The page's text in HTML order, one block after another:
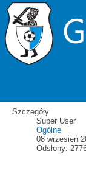
Strzelcy
Walne
Szczegóły
Super User
Ogólne
08 wrzesień
Odsłony: